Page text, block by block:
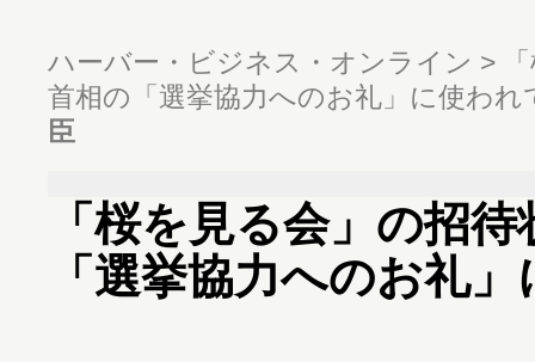
ハーバー・ビジネス・オンライン
首相の「選挙協力へのお礼」に使わ
臣
「桜を見る会」の招
「選挙協力へのお礼